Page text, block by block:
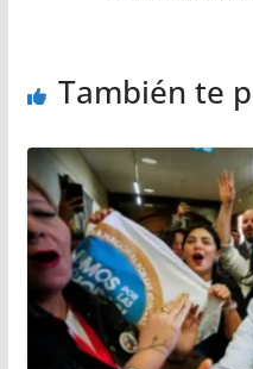
También te